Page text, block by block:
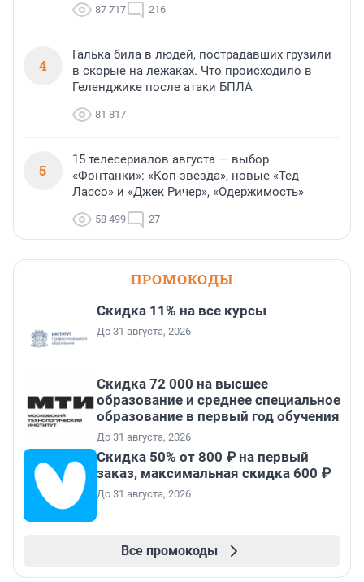
87 717 216
4
Галька била в людей, пострадавших грузили
в скорые на лежаках. Что происходило в
Геленджике после атаки БПЛА
81 817
5
15 телесериалов августа — выбор
«Фонтанки»: «Коп-звезда», новые «Тед
Лассо» и «Джек Ричер», «Одержимость»
58 499 27
ПРОМОКОДЫ
Скидка 11% на все курсы
До 31 августа, 2026
Скидка 72 000 на высшее
образование и среднее специальное
образование в первый год обучения
До 31 августа, 2026
Скидка 50% от 800 ₽ на первый
заказ, максимальная скидка 600 ₽
До 31 августа, 2026
Все промокоды